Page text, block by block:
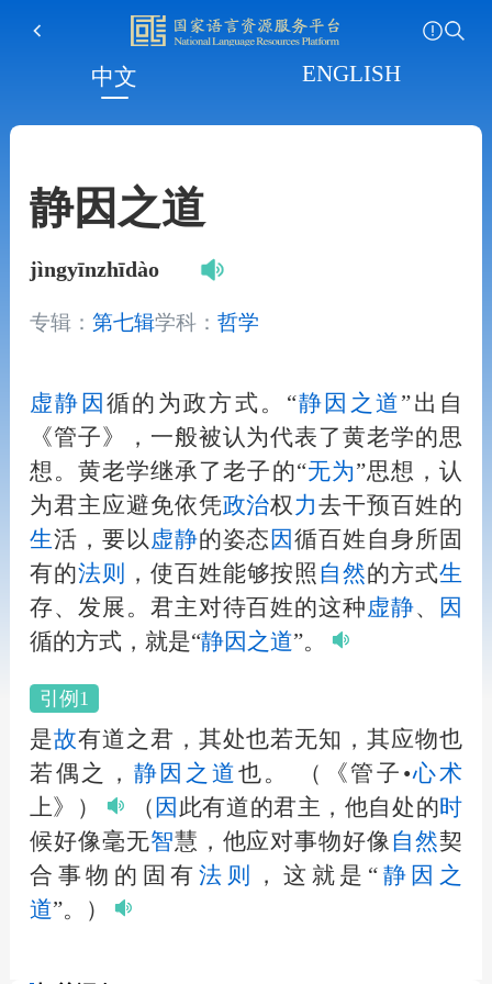
中文 ENGLISH
静因之道
jìngyīnzhīdào
专辑： 第七辑学科： 哲学
虚静 因 循的为政方式。“静 因 之道”出自
《管子》，一般被认为代表了黄老学的思
想。黄老学继承了老子的“无为”思想，认
为君主应避免依凭政治权力去干预百姓的
生活，要以 虚静的姿态 因循百姓自身所固
有的法则 ，使百姓能够按照 自然的方式生
存、发展。君主对待百姓的这种虚静、
因
循的方式，就是“静因 之道”。
引例1
是故有道之君，其处也若无知，其应物也
若偶之， 静 因 之道也。 （《管子•心术
上》）
（ 因 此有道的君主，他自处的时
候好像毫无智慧，他应对事物好像 自然契
合事物的固有 法 则 ，这就是“ 静 因 之
道”。）